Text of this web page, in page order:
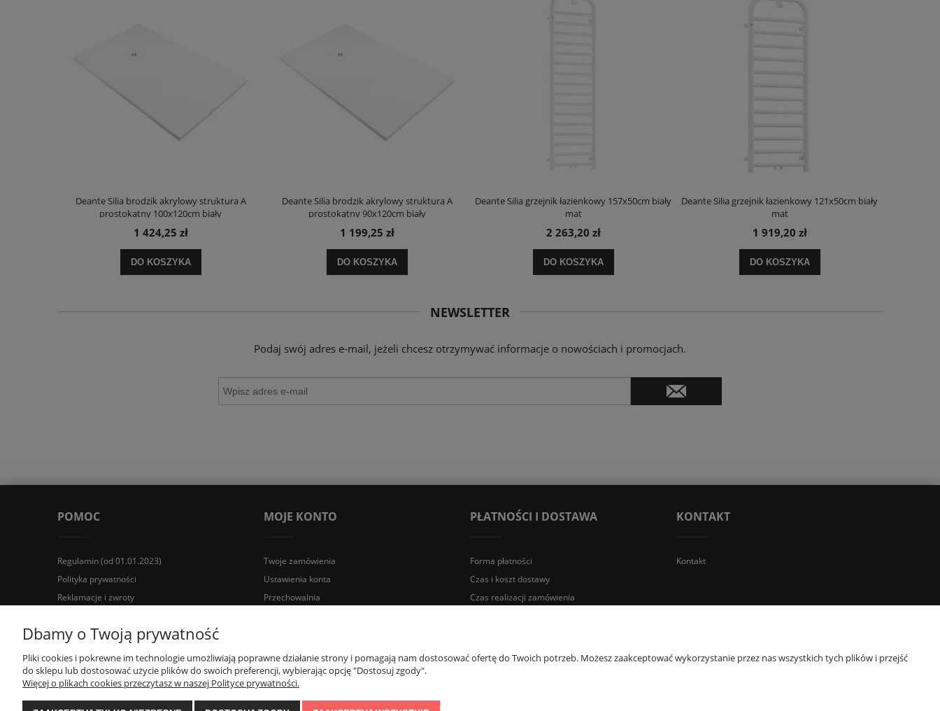
Deante Silia brodzik akrylowy struktura A
prostokątny 100x120cm biały
1 424,25 zł
DO KOSZYKA
Deante Silia brodzik akrylowy struktura A
prostokątny 90x120cm biały
1 199,25 zł
DO KOSZYKA
Deante Silia grzejnik łazienkowy 157x50cm biały
mat
2 263,20 zł
DO KOSZYKA
Deante Silia grzejnik łazienkowy 121x50cm biały
mat
1 919,20 zł
DO KOSZYKA
NEWSLETTER
Podaj swój adres e-mail, jeżeli chcesz otrzymywać informacje o nowościach i promocjach.
POMOC
Regulamin (od 01.01.2023)
Polityka prywatności
Reklamacje i zwroty
MOJE KONTO
Twoje zamówienia
Ustawienia konta
Przechowalnia
PŁATNOŚCI I DOSTAWA
Forma płatności
Czas i koszt dostawy
Czas realizacji zamówienia
KONTAKT
Kontakt
Wyposażenie łazienek Łazienki.eco | Pawła 23, 41-708 Ruda Śląska | E-mail: sklep@lazienki.eco | Tel.: 600 012 164 lub 600 012 159 | TGS Przemysław Stoń | NIP: 6312213594 | REGON: 276403698
Dbamy o Twoją prywatność
Pliki cookies i pokrewne im technologie umożliwiają poprawne działanie strony i pomagają nam dostosować ofertę do Twoich potrzeb. Możesz zaakceptować wykorzystanie przez nas wszystkich tych plików i przejść
do sklepu lub dostosować użycie plików do swoich preferencji, wybierając opcję "Dostosuj zgody".
Więcej o plikach cookies przeczytasz w naszej Polityce prywatności.